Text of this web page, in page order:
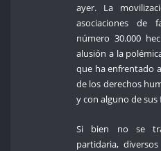
ayer. La
asociaciones de
número 30.000
alusión a la
que ha enfrentado
de los derechos
y con alguno de
Si bien no se
partidaria,